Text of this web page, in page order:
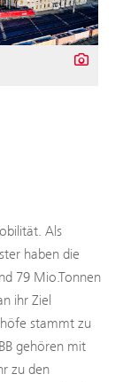
Als
haben die
79 Mio.Tonnen
ihr Ziel
stammt zu
gehören mit
zu den